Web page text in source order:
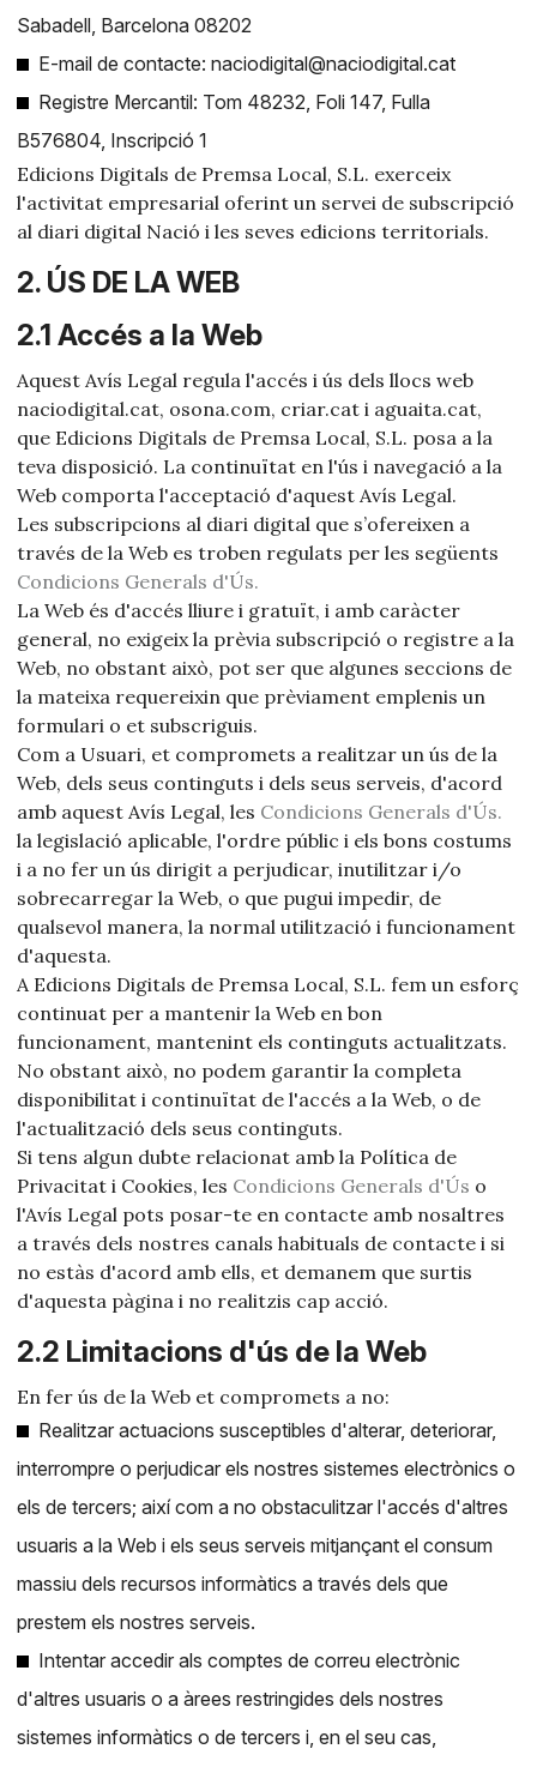
Sabadell, Barcelona 08202
E-mail de contacte: naciodigital@naciodigital.cat
Registre Mercantil: Tom 48232, Foli 147, Fulla
B576804, Inscripció 1
Edicions Digitals de Premsa Local, S.L. exerceix
l'activitat empresarial oferint un servei de subscripció
al diari digital Nació i les seves edicions territorials.
2. ÚS DE LA WEB
2.1 Accés a la Web
Aquest Avís Legal regula l'accés i ús dels llocs web
naciodigital.cat, osona.com, criar.cat i aguaita.cat,
que Edicions Digitals de Premsa Local, S.L. posa a la
teva disposició. La continuïtat en l'ús i navegació a la
Web comporta l'acceptació d'aquest Avís Legal.
Les subscripcions al diari digital que s’ofereixen a
través de la Web es troben regulats per les següents
Condicions Generals d'Ús.
La Web és d'accés lliure i gratuït, i amb caràcter
general, no exigeix la prèvia subscripció o registre a la
Web, no obstant això, pot ser que algunes seccions de
la mateixa requereixin que prèviament emplenis un
formulari o et subscriguis.
Com a Usuari, et compromets a realitzar un ús de la
Web, dels seus continguts i dels seus serveis, d'acord
amb aquest Avís Legal, les Condicions Generals d'Ús.
la legislació aplicable, l'ordre públic i els bons costums
i a no fer un ús dirigit a perjudicar, inutilitzar i/o
sobrecarregar la Web, o que pugui impedir, de
qualsevol manera, la normal utilització i funcionament
d'aquesta.
A Edicions Digitals de Premsa Local, S.L. fem un esforç
continuat per a mantenir la Web en bon
funcionament, mantenint els continguts actualitzats.
No obstant això, no podem garantir la completa
disponibilitat i continuïtat de l'accés a la Web, o de
l'actualització dels seus continguts.
Si tens algun dubte relacionat amb la Política de
Privacitat i Cookies, les Condicions Generals d'Ús o
l'Avís Legal pots posar-te en contacte amb nosaltres
a través dels nostres canals habituals de contacte i si
no estàs d'acord amb ells, et demanem que surtis
d'aquesta pàgina i no realitzis cap acció.
2.2 Limitacions d'ús de la Web
En fer ús de la Web et compromets a no:
Realitzar actuacions susceptibles d'alterar, deteriorar,
interrompre o perjudicar els nostres sistemes electrònics o
els de tercers; així com a no obstaculitzar l'accés d'altres
usuaris a la Web i els seus serveis mitjançant el consum
massiu dels recursos informàtics a través dels que
prestem els nostres serveis.
Intentar accedir als comptes de correu electrònic
d'altres usuaris o a àrees restringides dels nostres
sistemes informàtics o de tercers i, en el seu cas,